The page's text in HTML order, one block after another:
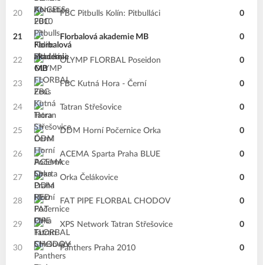
20 FBC Pitbulls Kolín: Pitbulláci 0
21 Florbalová akademie MB 0
22 OLYMP FLORBAL Poseidon 0
23 FBC Kutná Hora - Černí 0
24 Tatran Střešovice 0
25 DDM Horní Počernice Orka 0
26 ACEMA Sparta Praha BLUE 0
27 Orka Čelákovice 0
28 FAT PIPE FLORBAL CHODOV 0
29 XPS Network Tatran Střešovice 0
30 Panthers Praha 2010 0